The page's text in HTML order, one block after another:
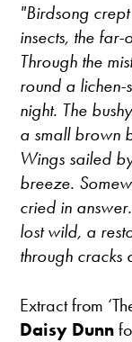
"Birdsong
insects, the
Through the
round a lichen-
night. The
a small brown
Wings sailed
breeze.
cried in
lost wild, a
through cracks
Extract from
Daisy Dunn